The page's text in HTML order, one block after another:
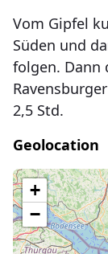
Vom Gipfel
Süden und
folgen. Dann
2,5 Std.
Geolocation
Lade Karte...
+
−